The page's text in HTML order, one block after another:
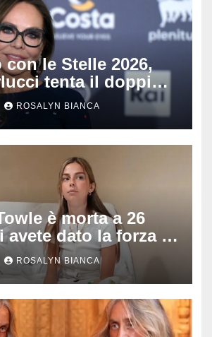
le Stelle 2026,
tenta il doppio
i papabili Ornella
Guerritore
ROSALYN BIANCA
è morta a 26
avete dato la forza di
l’ultimo
dell’influencer
i fan
ROSALYN BIANCA